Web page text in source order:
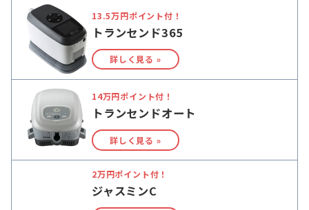
13.5万円ポイント付！
トランセンド365
詳しく見る »
14万円ポイント付！
トランセンドオート
詳しく見る »
2万円ポイント付！
ジャスミンC